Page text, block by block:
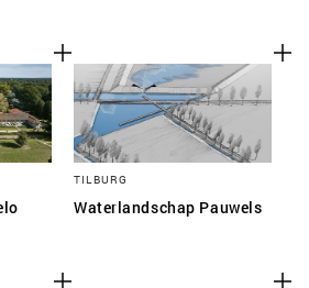
TILBURG
Waterlandschap Pauwels